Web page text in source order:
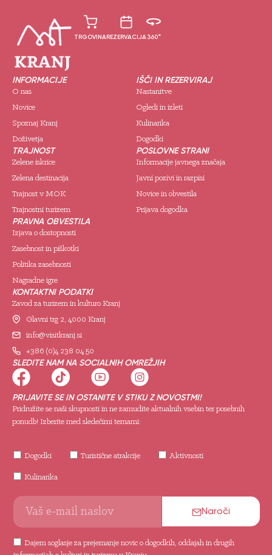
TRGOVINAREZERVACIJA360°
INFORMACIJE
O nas
Novice
Spoznaj Kranj
Doživetja
IŠČI IN REZERVIRAJ
Nastanitve
Ogledi in izleti
Kulinarika
Dogodki
TRAJNOST
Zelene iskrice
Zelena destinacija
Trajnost v MOK
Trajnostni turizem
POSLOVNE STRANI
Informacije javnega značaja
Javni pozivi in razpisi
Novice in obvestila
Prijava dogodka
PRAVNA OBVESTILA
Izjava o dostopnosti
Zasebnost in piškotki
Politika zasebnosti
Nagradne igre
KONTAKTNI PODATKI
Zavod za turizem in kulturo Kranj
Glavni trg 2, 4000 Kranj
info@visitkranj.si
+386 (0)4 238 04 50
SLEDITE NAM NA SOCIALNIH OMREŽJIH
PRIJAVITE SE IN OSTANITE V STIKU Z NOVOSTMI!
Pridružite se naši skupnosti in ne zamudite aktualnih vsebin ter posebnih
ponudb! Izberite med sledečimi temami:
Dogodki Turistične atrakcije Aktivnosti
Kulinarika
Dajem soglasje za prejemanje novic o dogodkih, oddajah in drugih
Naroči